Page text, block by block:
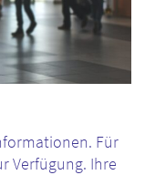
Für
Verfügung. Ihre